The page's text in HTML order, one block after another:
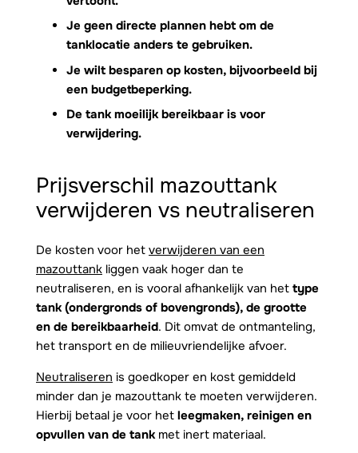
Je geen directe plannen hebt om de
tanklocatie anders te gebruiken.
Je wilt besparen op kosten, bijvoorbeeld bij
een budgetbeperking.
De tank moeilijk bereikbaar is voor
verwijdering.
Prijsverschil mazouttank
verwijderen vs neutraliseren
De kosten voor het verwijderen van een
mazouttank liggen vaak hoger dan te
neutraliseren, en is vooral afhankelijk van het type
tank (ondergronds of bovengronds), de grootte
en de bereikbaarheid. Dit omvat de ontmanteling,
het transport en de milieuvriendelijke afvoer.
Neutraliseren is goedkoper en kost gemiddeld
minder dan je mazouttank te moeten verwijderen.
Hierbij betaal je voor het leegmaken, reinigen en
opvullen van de tankmet inert materiaal.